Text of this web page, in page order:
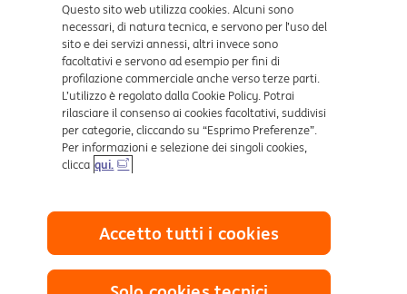
Dove ci trovi
Certificazioni
Collegamenti utili
Mappa del sito
Trasparenza
Cookies
Questo sito web utilizza cookies. Alcuni sono
necessari, di natura tecnica, e servono per l’uso del
sito e dei servizi annessi, altri invece sono
facoltativi e servono ad esempio per fini di
profilazione commerciale anche verso terze parti.
L’utilizzo è regolato dalla Cookie Policy. Potrai
rilasciare il consenso ai cookies facoltativi, suddivisi
per categorie, cliccando su “Esprimo Preferenze”.
Per informazioni e selezione dei singoli cookies,
clicca qui.
Accetto tutti i cookies